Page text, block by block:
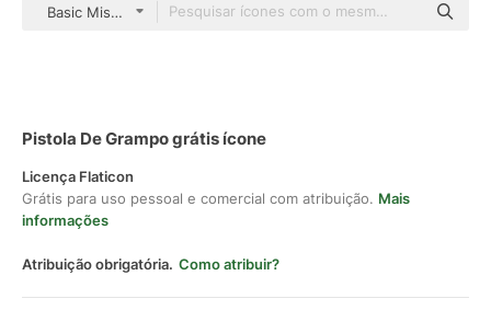
Basic Miscellany Lineal Color
Pistola De Grampo grátis ícone
Licença Flaticon
Grátis para uso pessoal e comercial com atribuição. Mais
informações
Atribuição obrigatória. Como atribuir?